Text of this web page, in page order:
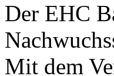
Der EHC
Mit dem